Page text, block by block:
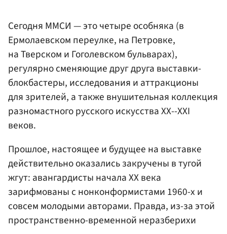
Сегодня ММСИ — это четыре особняка (в
Ермолаевском переулке, на Петровке,
на Тверском и Гоголевском бульварах),
регулярно сменяющие друг друга выставки-
блокбастеры, исследования и аттракционы
для зрителей, а также внушительная коллекция
разномастного русского искусства ХХ--ХХI
веков.
Прошлое, настоящее и будущее на выставке
действительно оказались закручены в тугой
жгут: авангардисты начала ХХ века
зарифмованы с нонконформистами 1960-х и
совсем молодыми авторами. Правда, из-за этой
пространственно-временной неразберихи